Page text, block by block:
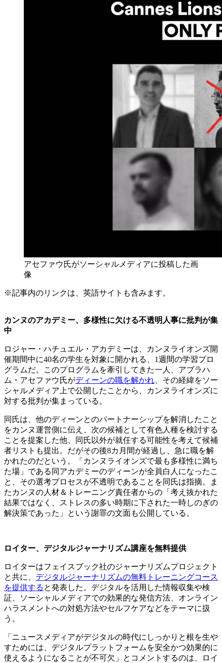
アセファウ氏がソーシャルメディアに投稿した画
像
※記事内のリンクは、英語サイトも含みます。
カンヌのアカデミー、多様性に欠ける不透明人事に批判が集
中
ロジャー・ハチュエル・アカデミーは、カンヌライオンズ開
催期間中に40名の学生を対象に開かれる、1週間の学習プロ
グラムだ。このプログラムを牽引してきた一人、アブラハ
ム・アセファウ氏がディーンの職を解かれ、その経緯をソー
シャルメディア上で公開したことから、カンヌライオンズに
対する批判が集まっている。
同氏は、他のディーンとのパートナーシップを解消したこと
をカンヌ運営側に伝え、次の候補として有色人種を検討する
ことを提案した他、同氏以外が就任する可能性を考えて候補
者リストも提出。だがその後8カ月間が経過し、急に職を解
かれたのだという。「カンヌライオンズで最も多様性に満ち
た場」である同アカデミーのディーンが全員白人になったこ
と、その選考プロセスが不透明であることを同氏は指摘。ま
たカンヌの人材＆トレーニング責任者からの「考え抜かれた
結果ではなく、ストレスの多い時期に下された一時しのぎの
解決策であった」という謝罪の文面も公開している。
ロイター、デジタルジャーナリズム講座を無料提供
ロイターはフェイスブック社のジャーナリズムプロジェクト
と共に、 デジタルジャーナリズムの無料トレーニングコース
を提供する と発表した。デジタルを活用した情報収集や検
証、ソーシャルメディアでの効果的な発信方法、オンライン
ハラスメントへの対処方法やセルフケアなどをテーマに扱
う。
「ニュースメディアがデジタルの時代にしっかりと根を生や
すためには、デジタルプラットフォームを安全かつ効果的に
使えるようになることが不可欠」とコメントするのは、ロイ